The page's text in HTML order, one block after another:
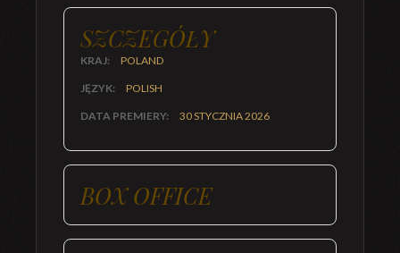
SZCZEGÓŁY
KRAJ: POLAND
JĘZYK: POLISH
DATA PREMIERY: 30 STYCZNIA 2026
BOX OFFICE